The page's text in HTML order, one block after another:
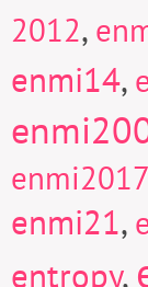
2012,
enmi14,
enmi2017
enmi21,
entropy,